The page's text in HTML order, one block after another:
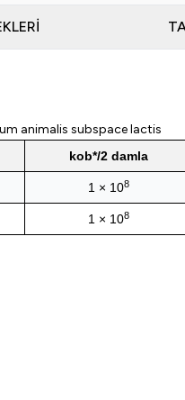
animalis subspace lactis
kob*/2 damla
1 × 108
1 × 108